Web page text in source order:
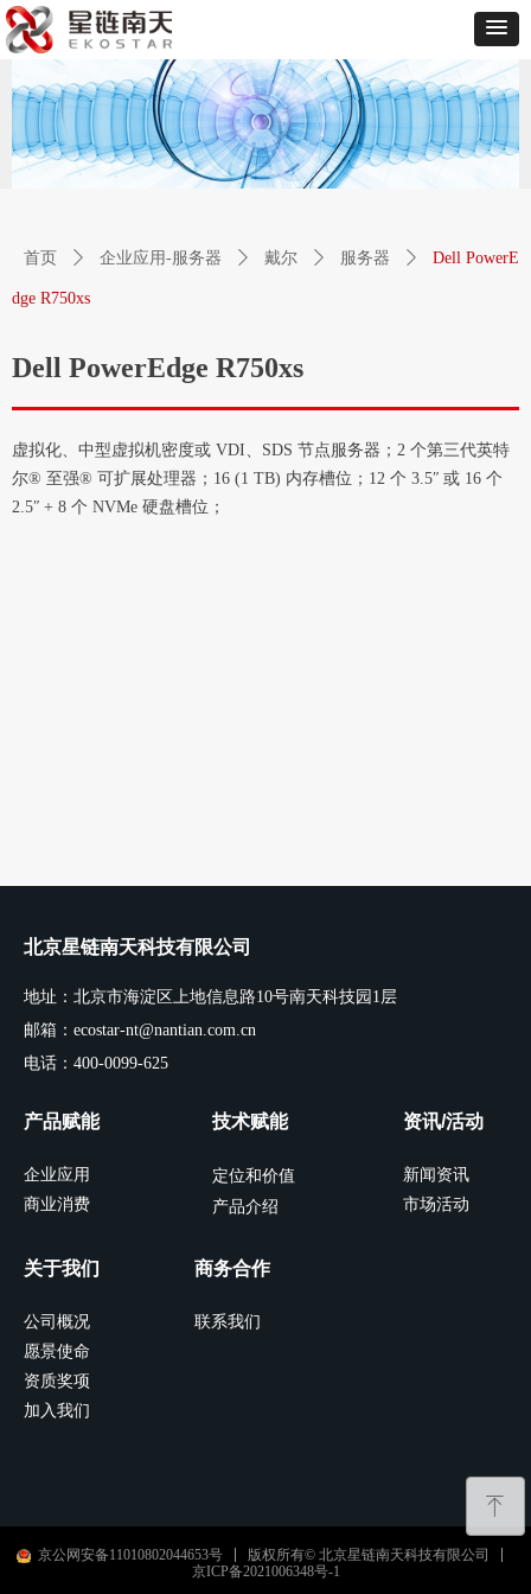
ꁸ
首页 ꄲ 企业应用-服务器 ꄲ 戴尔 ꄲ 服务器 ꄲ Dell PowerE
dge R750xs
Dell PowerEdge R750xs
虚拟化、中型虚拟机密度或 VDI、SDS 节点服务器；2 个第三代英特
尔® 至强® 可扩展处理器；16 (1 TB) 内存槽位；12 个 3.5ʺ 或 16 个
2.5ʺ + 8 个 NVMe 硬盘槽位；
产品赋能
企业应用
商业消费
技术赋能
定位和价值
产品介绍
资讯/活动
新闻资讯
市场活动
关于我们
公司概况
愿景使命
资质奖项
加入我们
商务合作
联系我们
北京星链南天科技有限公司
地址：北京市海淀区上地信息路10号南天科技园1层
邮箱：ecostar-nt@nantian.com.cn
电话：400-0099-625
京公网安备11010802044653号
版权所有© 北京星链南天科技有限公司
京ICP备2021006348号-1